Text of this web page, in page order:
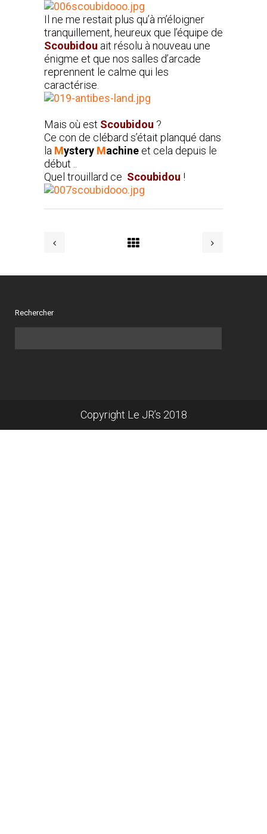
Il ne me restait plus qu’à m’éloigner
tranquillement, heureux que l’équipe de
Scoubidou ait résolu à nouveau une
énigme et que nos salles d’arcade
reprennent le calme qui les
caractérise.
Mais où est Scoubidou ?
Ce con de clébard s’était planqué dans
la Mystery Machine et cela depuis le
début ..
Quel trouillard ce Scoubidou !
Rechercher
Copyright Le JR’s 2018